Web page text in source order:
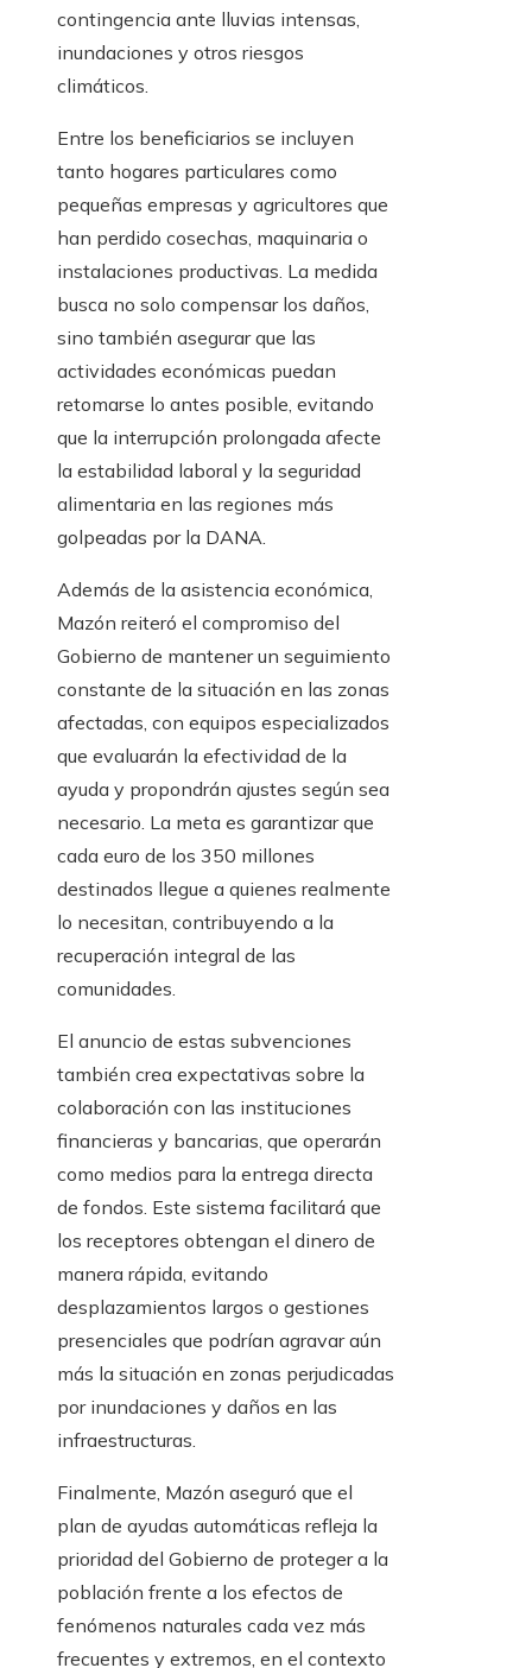
contingencia ante lluvias intensas,
inundaciones y otros riesgos
climáticos.
Entre los beneficiarios se incluyen
tanto hogares particulares como
pequeñas empresas y agricultores que
han perdido cosechas, maquinaria o
instalaciones productivas. La medida
busca no solo compensar los daños,
sino también asegurar que las
actividades económicas puedan
retomarse lo antes posible, evitando
que la interrupción prolongada afecte
la estabilidad laboral y la seguridad
alimentaria en las regiones más
golpeadas por la DANA.
Además de la asistencia económica,
Mazón reiteró el compromiso del
Gobierno de mantener un seguimiento
constante de la situación en las zonas
afectadas, con equipos especializados
que evaluarán la efectividad de la
ayuda y propondrán ajustes según sea
necesario. La meta es garantizar que
cada euro de los 350 millones
destinados llegue a quienes realmente
lo necesitan, contribuyendo a la
recuperación integral de las
comunidades.
El anuncio de estas subvenciones
también crea expectativas sobre la
colaboración con las instituciones
financieras y bancarias, que operarán
como medios para la entrega directa
de fondos. Este sistema facilitará que
los receptores obtengan el dinero de
manera rápida, evitando
desplazamientos largos o gestiones
presenciales que podrían agravar aún
más la situación en zonas perjudicadas
por inundaciones y daños en las
infraestructuras.
Finalmente, Mazón aseguró que el
plan de ayudas automáticas refleja la
prioridad del Gobierno de proteger a la
población frente a los efectos de
fenómenos naturales cada vez más
frecuentes y extremos, en el contexto